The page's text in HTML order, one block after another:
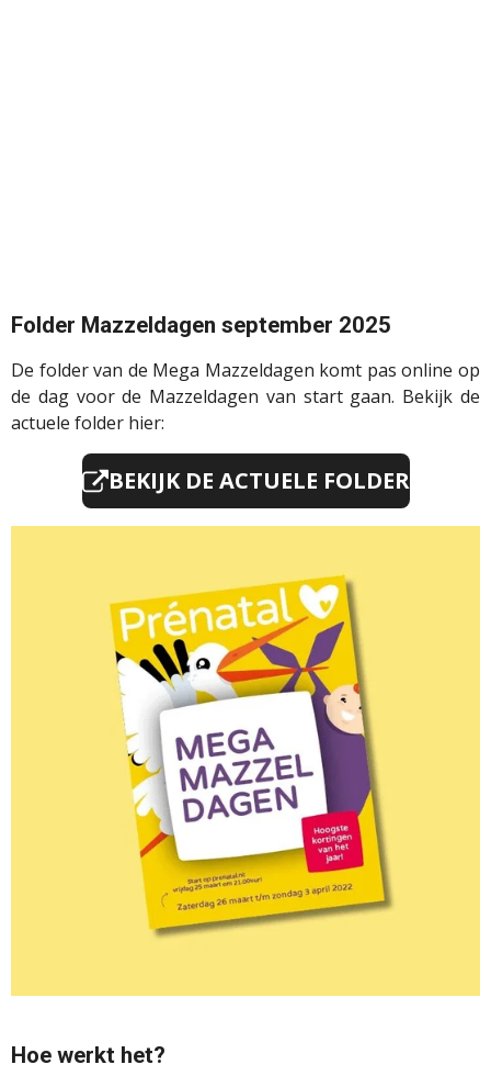
Folder Mazzeldagen september 2025
De folder van de Mega Mazzeldagen komt pas online op
de dag voor de Mazzeldagen van start gaan. Bekijk de
actuele folder hier:
BEKIJK DE ACTUELE FOLDER
Hoe werkt het?